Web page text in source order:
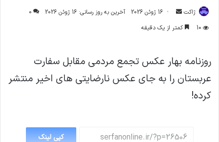
ژاکت
ارسال
ایمیل
16 ژوئن 2026 آخرین به روز رسانی: 16 ژوئن 2026
0
10
کمتر از یک دقیقه
روزنامه بهار عکس تجمع مردمی مقابل سفارت
عربستان را به جای عکس نارضایتی های اخیر منتشر
کرده!
کپی لینک